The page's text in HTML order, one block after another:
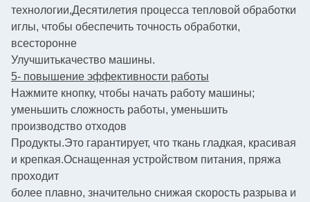
технологии,Десятилетия процесса тепловой обработки
иглы, чтобы обеспечить точность обработки,
всесторонне
Улучшитькачество машины.
5- повышение эффективности работы
Нажмите кнопку, чтобы начать работу машины;
уменьшить сложность работы, уменьшить
производство отходов
Продукты.Это гарантирует, что ткань гладкая, красивая
и крепкая.Оснащенная устройством питания, пряжа
проходит
более плавно, значительно снижая скорость разрыва и